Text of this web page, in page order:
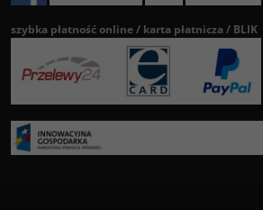
szybka płatność online / karta płatnicza / BLIK